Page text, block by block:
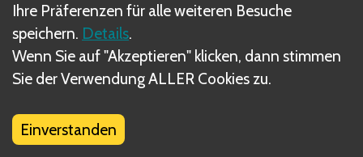
Was sind DIZED Regeln?
Ihre Präferenzen für alle weiteren Besuche
speichern. Details.
Wenn Sie auf "Akzeptieren" klicken, dann stimmen
Sie der Verwendung ALLER Cookies zu.
Einverstanden